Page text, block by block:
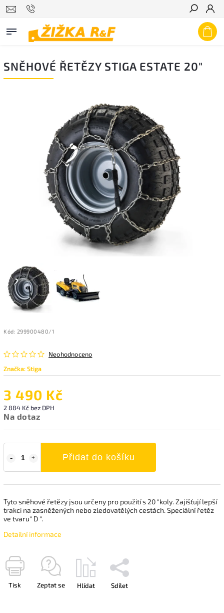
Hledat
SNĚHOVÉ ŘETĚZY STIGA ESTATE 20"
Kód: 299900480/1
Neohodnoceno
Značka:Stiga
3 490 Kč
2 884 Kč bez DPH
Na dotaz
Přidat do košíku
Tyto sněhové řetězy jsou určeny pro použití s 20 "koly. Zajišťují lepší
trakci na zasněžených nebo zledovatělých cestách. Speciální řetěz
ve tvaru" D ".
Detailní informace
Tisk Zeptat se Hlídat Sdílet